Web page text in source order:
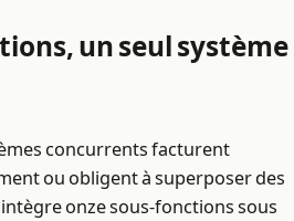
un seul système
concurrents facturent
ou obligent à superposer des
onze sous-fonctions sous